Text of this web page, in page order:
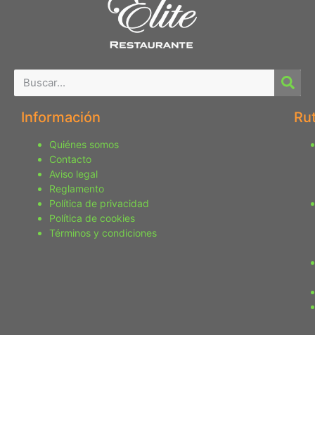
Información
Quiénes somos
Contacto
Aviso legal
Reglamento
Política de privacidad
Política de cookies
Términos y condiciones